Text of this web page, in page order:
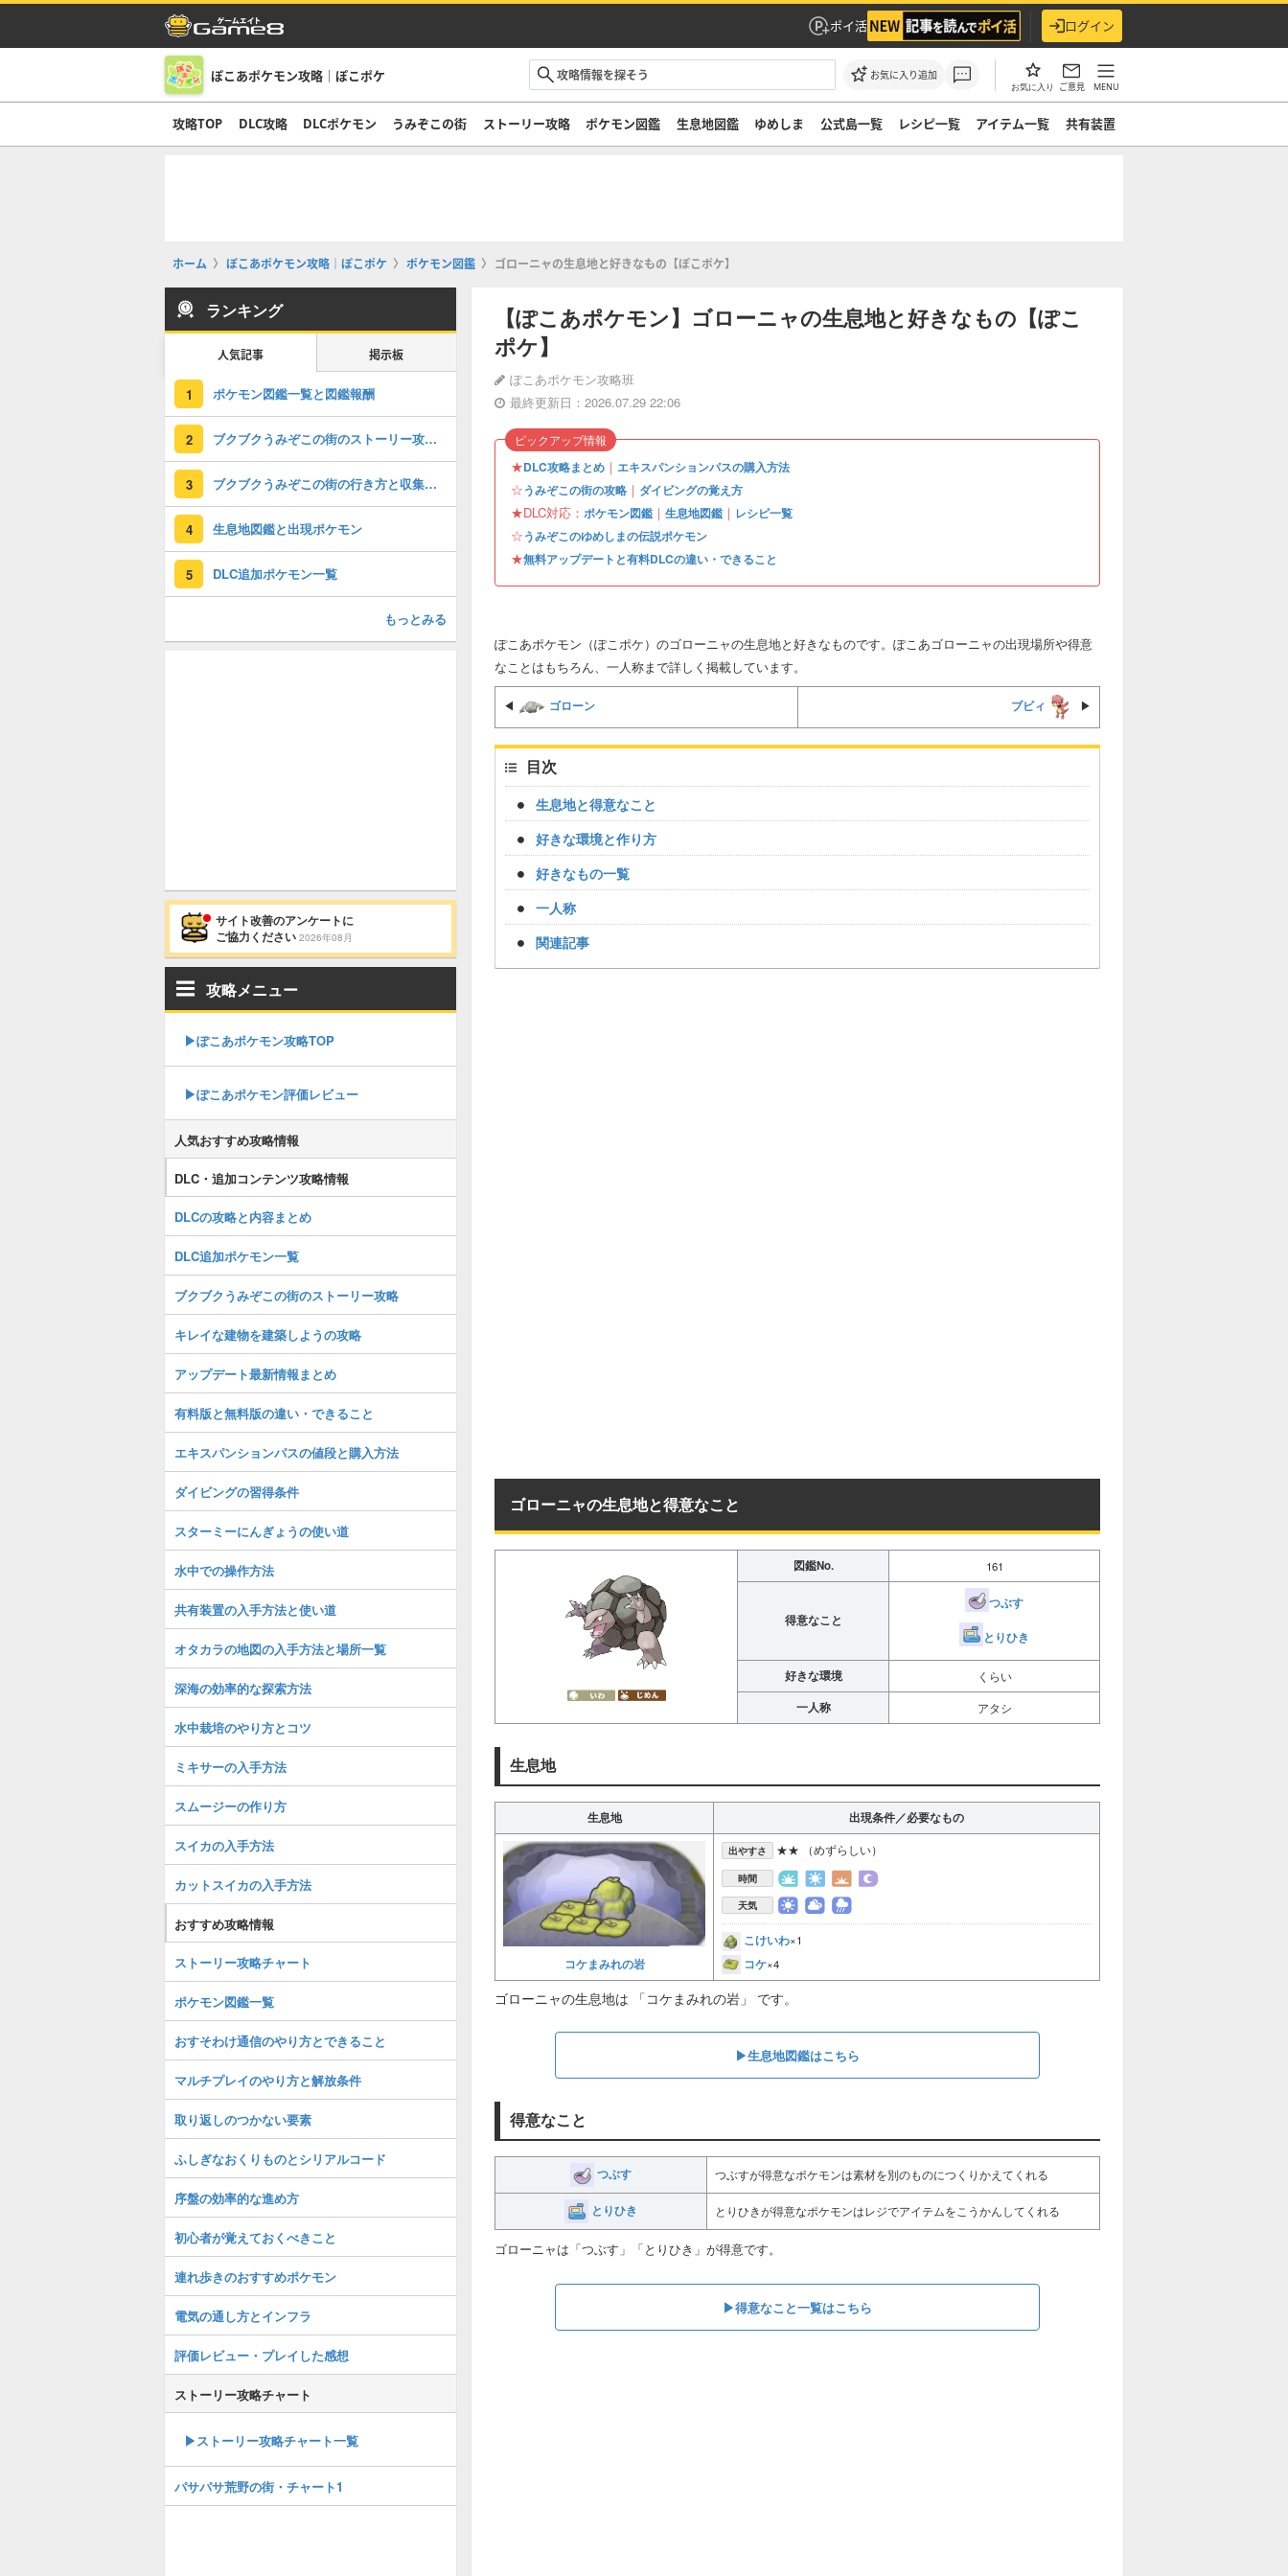
ポイ活 ログイン
ぽこあポケモン攻略｜ぽこポケ お気に入り追加
お気に入り ご意見 MENU
攻略TOP DLC攻略 DLCポケモン うみぞこの街 ストーリー攻略 ポケモン図鑑 生息地図鑑 ゆめしま 公式島一覧 レシピ一覧 アイテム一覧 共有装置
ホーム ぽこあポケモン攻略｜ぽこポケ ポケモン図鑑 ゴローニャの生息地と好きなもの【ぽこポケ】
【ぽこあポケモン】ゴローニャの生息地と好きなもの【ぽこ
ポケ】
ぽこあポケモン攻略班
最終更新日：2026.07.29 22:06
★DLC攻略まとめ ｜ エキスパンションパスの購入方法
☆うみぞこの街の攻略 ｜ ダイビングの覚え方
★DLC対応： ポケモン図鑑 ｜ 生息地図鑑 ｜ レシピ一覧
☆うみぞこのゆめしまの伝説ポケモン
★無料アップデートと有料DLCの違い・できること
ピックアップ情報
ぽこあポケモン（ぽこポケ）のゴローニャの生息地と好きなものです。ぽこあゴローニャの出現場所や得意
なことはもちろん、一人称まで詳しく掲載しています。
◀ ゴローン ブビィ ▶︎
目次
生息地と得意なこと
好きな環境と作り方
好きなもの一覧
一人称
関連記事
ゴローニャの生息地と得意なこと
図鑑No. 161
得意なこと
つぶす
とりひき
好きな環境 くらい
一人称 アタシ
生息地
生息地 出現条件／必要なもの
コケまみれの岩
出やすさ ★★ （めずらしい）
時間
天気
こけいわ×1
コケ×4
ゴローニャの生息地は 「コケまみれの岩」 です。
▶︎生息地図鑑はこちら
得意なこと
つぶす つぶすが得意なポケモンは素材を別のものにつくりかえてくれる
とりひき とりひきが得意なポケモンはレジでアイテムをこうかんしてくれる
ゴローニャは「つぶす」「とりひき」が得意です。
▶︎得意なこと一覧はこちら
ランキング
人気記事 掲示板
1 ポケモン図鑑一覧と図鑑報酬
2 ブクブクうみぞこの街のストーリー攻略・DLC第1弾
3 ブクブクうみぞこの街の行き方と収集要素
4 生息地図鑑と出現ポケモン
5 DLC追加ポケモン一覧
もっとみる
サイト改善のアンケートに
ご協力ください 2026年08月
攻略メニュー
▶︎ぽこあポケモン攻略TOP
▶︎ぽこあポケモン評価レビュー
人気おすすめ攻略情報
DLC・追加コンテンツ攻略情報
DLCの攻略と内容まとめ
DLC追加ポケモン一覧
ブクブクうみぞこの街のストーリー攻略
キレイな建物を建築しようの攻略
アップデート最新情報まとめ
有料版と無料版の違い・できること
エキスパンションパスの値段と購入方法
ダイビングの習得条件
スターミーにんぎょうの使い道
水中での操作方法
共有装置の入手方法と使い道
オタカラの地図の入手方法と場所一覧
深海の効率的な探索方法
水中栽培のやり方とコツ
ミキサーの入手方法
スムージーの作り方
スイカの入手方法
カットスイカの入手方法
おすすめ攻略情報
ストーリー攻略チャート
ポケモン図鑑一覧
おすそわけ通信のやり方とできること
マルチプレイのやり方と解放条件
取り返しのつかない要素
ふしぎなおくりものとシリアルコード
序盤の効率的な進め方
初心者が覚えておくべきこと
連れ歩きのおすすめポケモン
電気の通し方とインフラ
評価レビュー・プレイした感想
ストーリー攻略チャート
▶ストーリー攻略チャート一覧
パサパサ荒野の街・チャート1